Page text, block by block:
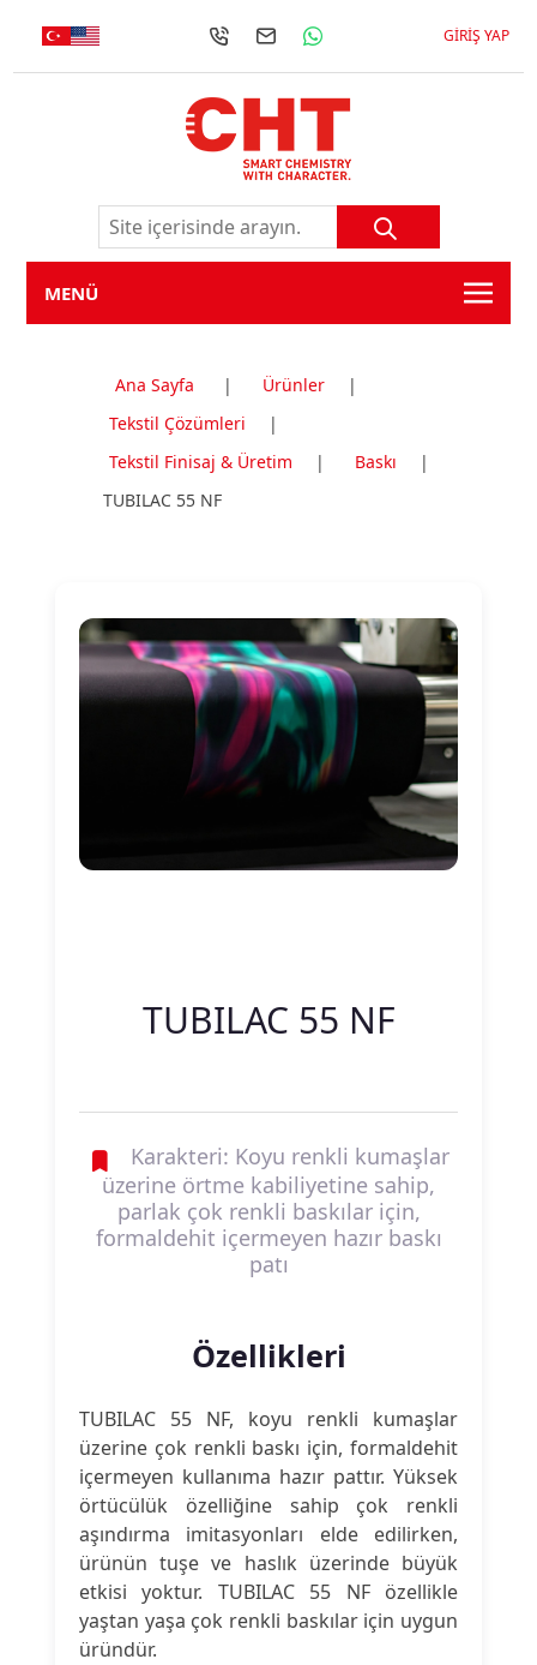
GIRIŞ YAP
MENÜ
Ana Sayfa | Ürünler
|
Tekstil Çözümleri
|
Tekstil Finisaj & Üretim
| Baskı
|
TUBILAC 55 NF
TUBILAC 55 NF
Karakteri: Koyu renkli kumaşlar
üzerine örtme kabiliyetine sahip,
parlak çok renkli baskılar için,
formaldehit içermeyen hazır baskı
patı
Özellikleri
TUBILAC 55 NF, koyu renkli kumaşlar
üzerine çok renkli baskı için, formaldehit
içermeyen kullanıma hazır pattır. Yüksek
örtücülük özelliğine sahip çok renkli
aşındırma imitasyonları elde edilirken,
ürünün tuşe ve haslık üzerinde büyük
etkisi yoktur. TUBILAC 55 NF özellikle
yaştan yaşa çok renkli baskılar için uygun
üründür.